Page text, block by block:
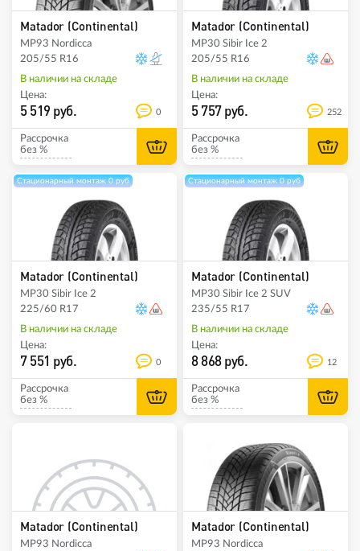
Matador (Continental)
MP93 Nordicca
205/55 R16
В наличии на складе
Цена:
5 519 руб. 0
Рассрочка
без %
Matador (Continental)
MP30 Sibir Ice 2
205/55 R16
В наличии на складе
Цена:
5 757 руб. 252
Рассрочка
без %
Стационарный монтаж 0 руб
Matador (Continental)
MP30 Sibir Ice 2
225/60 R17
В наличии на складе
Цена:
7 551 руб. 0
Рассрочка
без %
Стационарный монтаж 0 руб
Matador (Continental)
MP30 Sibir Ice 2 SUV
235/55 R17
В наличии на складе
Цена:
8 868 руб. 12
Рассрочка
без %
Matador (Continental)
MP93 Nordicca
Matador (Continental)
MP93 Nordicca